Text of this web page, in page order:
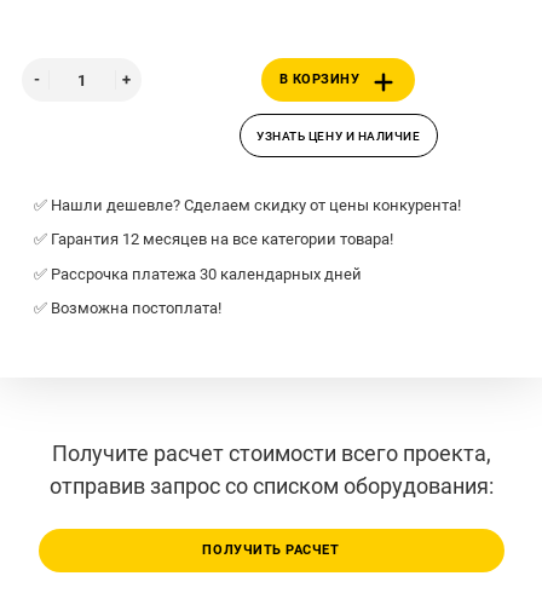
В КОРЗИНУ
УЗНАТЬ ЦЕНУ И НАЛИЧИЕ
✅ Нашли дешевле? Сделаем скидку от цены конкурента!
✅ Гарантия 12 месяцев на все категории товара!
✅ Рассрочка платежа 30 календарных дней
✅ Возможна постоплата!
Получите расчет стоимости всего проекта,
отправив запрос со списком оборудования:
ПОЛУЧИТЬ РАСЧЕТ